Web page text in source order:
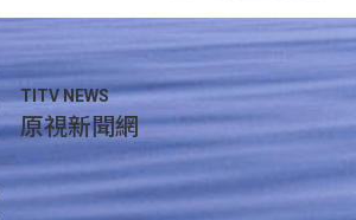
TITV NEWS
原視新聞網